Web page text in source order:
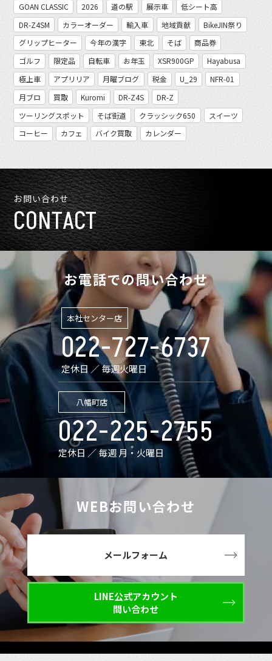
GOAN CLASSIC
2026 道の駅 展示車
低シート高
DR-Z4SM
カラーオーダー 輸入車 地域貢献
BikeJIN祭り
グリップヒーター
今年の漢字 東北 そば
商品券
ゴルフ
限定品 自転車 お年玉 XSR900GP
Hayabusa
極上車
アプリリア 月曜ブログ 税金 U_29
NFR-01
月ブロ
買取 Kuromi DR-Z4S
DR-Z
ツーリングスポット
そば街道 クラッシック650
スイーツ
コーヒー
カフェ バイク買取 カレンダー
お問い合わせ
CONTACT
お電話での問い合わせ
本社センター店
022-727-6737
定休日 ／ 毎週火曜日
八幡町店
022-225-2755
定休日 ／ 毎週 月・火曜日
WEBお問い合わせ
メールフォーム
LINE公式アカウント
問い合わせ